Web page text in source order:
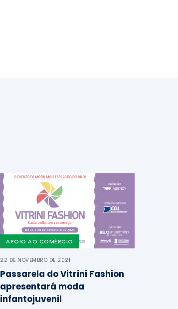
APOIO AO COMÉRCIO
22 DE NOVEMBRO DE 2021
Passarela do Vitrini Fashion
apresentará moda
infantojuvenil